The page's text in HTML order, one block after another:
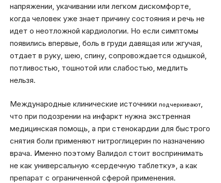
напряжении, укачивании или легком дискомфорте,
когда человек уже знает причину состояния и речь не
идет о неотложной кардиологии. Но если симптомы
появились впервые, боль в груди давящая или жгучая,
отдает в руку, шею, спину, сопровождается одышкой,
потливостью, тошнотой или слабостью, медлить
нельзя.
Международные клинические источники подчеркивают
что при подозрении на инфаркт нужна экстренная
медицинская помощь, а при стенокардии для быстрого
снятия боли применяют нитроглицерин по назначению
врача. Именно поэтому Валидол стоит воспринимать
не как универсальную «сердечную таблетку», а как
препарат с ограниченной сферой применения.